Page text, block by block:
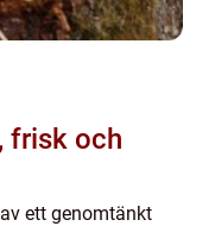
frisk och
ett genomtänkt